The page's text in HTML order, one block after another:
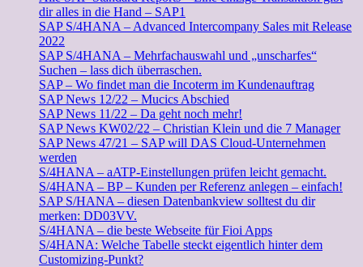
dir alles in die Hand – SAP1
SAP S/4HANA – Advanced Intercompany Sales mit Release
2022
SAP S/4HANA – Mehrfachauswahl und „unscharfes“
Suchen – lass dich überraschen.
SAP – Wo findet man die Incoterm im Kundenauftrag
SAP News 12/22 – Mucics Abschied
SAP News 11/22 – Da geht noch mehr!
SAP News KW02/22 – Christian Klein und die 7 Manager
SAP News 47/21 – SAP will DAS Cloud-Unternehmen
werden
S/4HANA – aATP-Einstellungen prüfen leicht gemacht.
S/4HANA – BP – Kunden per Referenz anlegen – einfach!
SAP S/HANA – diesen Datenbankview solltest du dir
merken: DD03VV.
S/4HANA – die beste Webseite für Fioi Apps
S/4HANA: Welche Tabelle steckt eigentlich hinter dem
Customizing-Punkt?